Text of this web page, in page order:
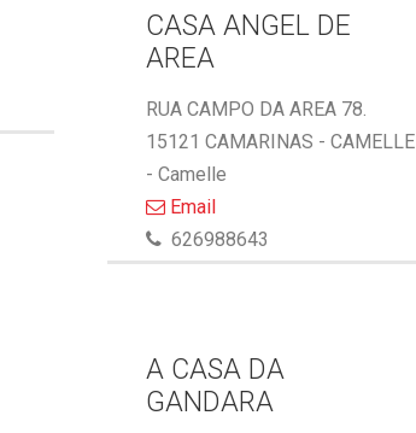
CASA ANGEL DE
AREA
RUA CAMPO DA AREA 78.
15121 CAMARINAS - CAMELLE
- Camelle
Email
626988643
A CASA DA
GANDARA